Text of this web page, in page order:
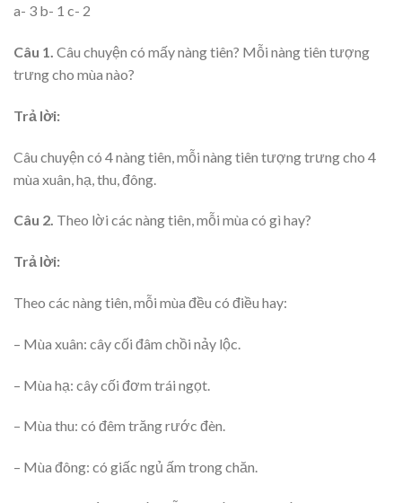
a- 3 b- 1 c- 2
Câu 1. Câu chuyện có mấy nàng tiên? Mỗi nàng tiên tượng
trưng cho mùa nào?
Trả lời:
Câu chuyện có 4 nàng tiên, mỗi nàng tiên tượng trưng cho 4
mùa xuân, hạ, thu, đông.
Câu 2. Theo lời các nàng tiên, mỗi mùa có gì hay?
Trả lời:
Theo các nàng tiên, mỗi mùa đều có điều hay:
– Mùa xuân: cây cối đâm chồi nảy lộc.
– Mùa hạ: cây cối đơm trái ngọt.
– Mùa thu: có đêm trăng rước đèn.
– Mùa đông: có giấc ngủ ấm trong chăn.